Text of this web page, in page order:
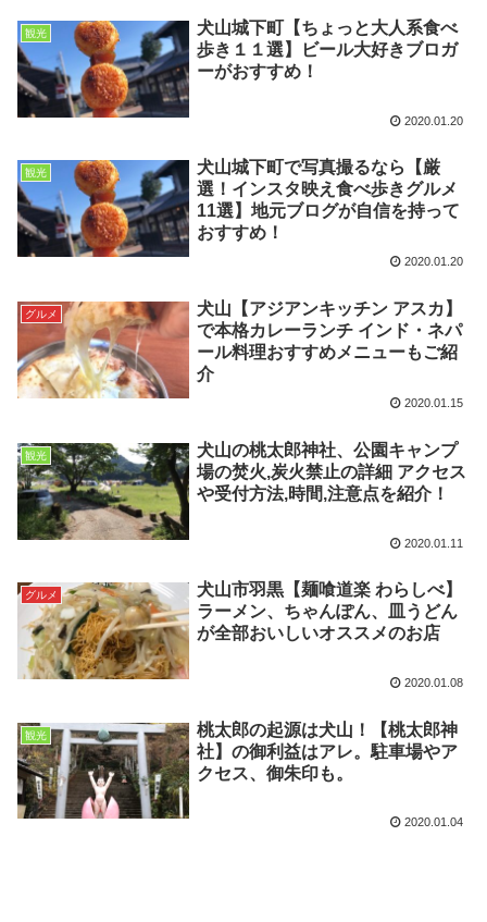
観光
犬山城下町【ちょっと大人系食べ
歩き１１選】ビール大好きブロガ
ーがおすすめ！
2020.01.20
観光
犬山城下町で写真撮るなら【厳
選！インスタ映え食べ歩きグルメ
11選】地元ブログが自信を持って
おすすめ！
2020.01.20
グルメ
犬山【アジアンキッチン アスカ】
で本格カレーランチ インド・ネパ
ール料理おすすめメニューもご紹
介
2020.01.15
観光
犬山の桃太郎神社、公園キャンプ
場の焚火,炭火禁止の詳細 アクセス
や受付方法,時間,注意点を紹介！
2020.01.11
グルメ
犬山市羽黒【麺喰道楽 わらしべ】
ラーメン、ちゃんぽん、皿うどん
が全部おいしいオススメのお店
2020.01.08
観光
桃太郎の起源は犬山！【桃太郎神
社】の御利益はアレ。駐車場やア
クセス、御朱印も。
2020.01.04